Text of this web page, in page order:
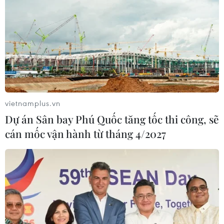
vietnamplus.vn
Dự án Sân bay Phú Quốc tăng tốc thi công, sẽ
cán mốc vận hành từ tháng 4/2027